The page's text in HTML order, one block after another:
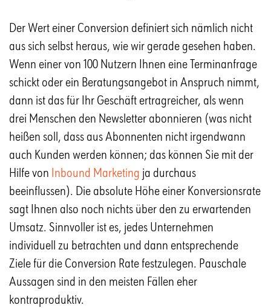
Der Wert einer Conversion definiert sich nämlich nicht
aus sich selbst heraus, wie wir gerade gesehen haben.
Wenn einer von 100 Nutzern Ihnen eine Terminanfrage
schickt oder ein Beratungsangebot in Anspruch nimmt,
dann ist das für Ihr Geschäft ertragreicher, als wenn
drei Menschen den Newsletter abonnieren (was nicht
heißen soll, dass aus Abonnenten nicht irgendwann
auch Kunden werden können; das können Sie mit der
Hilfe von Inbound Marketing ja durchaus
beeinflussen). Die absolute Höhe einer Konversionsrate
sagt Ihnen also noch nichts über den zu erwartenden
Umsatz. Sinnvoller ist es, jedes Unternehmen
individuell zu betrachten und dann entsprechende
Ziele für die Conversion Rate festzulegen. Pauschale
Aussagen sind in den meisten Fällen eher
kontraproduktiv.